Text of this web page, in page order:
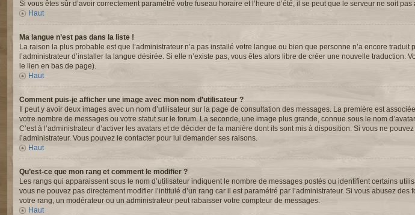
Si vous êtes sûr d’avoir correctement paramétré votre fuseau horaire et l’heure d’été, il se peut que le serveur ne soit
Haut
Ma langue n’est pas dans la liste !
La raison la plus probable est que l’administrateur n’a pas installé votre langue ou bien que personne n’a encore
l’administrateur d’installer la langue désirée. Si elle n’existe pas, vous êtes alors libre de créer une nouvelle traduction.
le lien en bas de page).
Haut
Comment puis-je afficher une image avec mon nom d’utilisateur ?
Il peut y avoir deux images avec un nom d’utilisateur sur la page de consultation des messages. La première est
votre nombre de messages ou votre statut sur le forum. La seconde, une image plus grande, connue sous le nom
C’est à l’administrateur d’activer les avatars et de décider de la manière dont ils sont mis à disposition. Si vous ne
l’administrateur. Vous pouvez le contacter pour lui demander ses raisons.
Haut
Qu’est-ce que mon rang et comment le modifier ?
Les rangs qui apparaissent sous le nom d’utilisateur indiquent le nombre de messages postés ou identifient certains
vous ne pouvez pas directement modifier l’intitulé d’un rang car il est paramétré par l’administrateur. Si vous abusez
votre rang, un modérateur ou un administrateur peut rabaisser votre compteur de messages.
Haut